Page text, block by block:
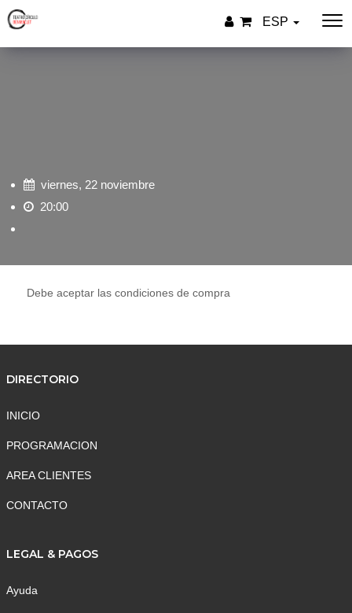
ESP
viernes, 22 noviembre
20:00
Debe aceptar las condiciones de compra
DIRECTORIO
INICIO
PROGRAMACION
AREA CLIENTES
CONTACTO
LEGAL & PAGOS
Ayuda